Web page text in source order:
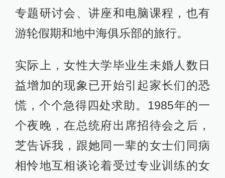
专题研讨会、讲座和电脑课程，也有
游轮假期和地中海俱乐部的旅行。
实际上，女性大学毕业生未婚人数日
益增加的现象已开始引起家长们的恐
慌，个个急得四处求助。1985年的一
个夜晚，在总统府出席招待会之后，
芝告诉我，跟她同一辈的女士们同病
相怜地互相谈论着受过专业训练的女